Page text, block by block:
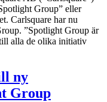
Group” eller
Carlsquare har nu
”Spotlight Group är
alla de olika initiativ
ny
Group